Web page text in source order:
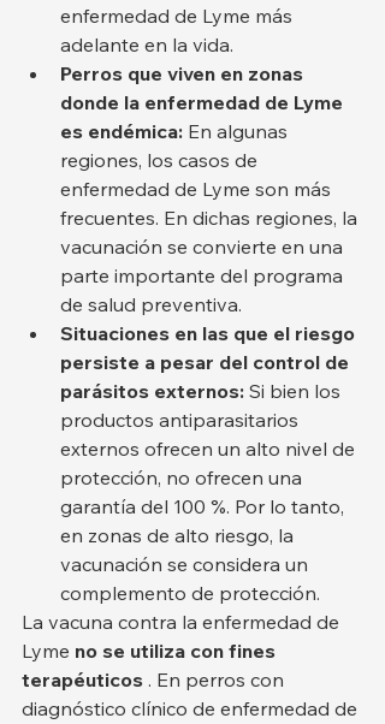
enfermedad de Lyme más
adelante en la vida.
Perros que viven en zonas
donde la enfermedad de Lyme
es endémica: En algunas
regiones, los casos de
enfermedad de Lyme son más
frecuentes. En dichas regiones, la
vacunación se convierte en una
parte importante del programa
de salud preventiva.
Situaciones en las que el riesgo
persiste a pesar del control de
parásitos externos: Si bien los
productos antiparasitarios
externos ofrecen un alto nivel de
protección, no ofrecen una
garantía del 100 %. Por lo tanto,
en zonas de alto riesgo, la
vacunación se considera un
complemento de protección.
La vacuna contra la enfermedad de
Lyme no se utiliza con fines
terapéuticos . En perros con
diagnóstico clínico de enfermedad de